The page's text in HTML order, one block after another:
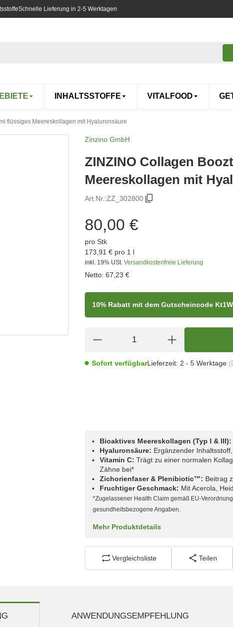
Schnelle Lieferung in 2-5 Werktagen
INHALTSSTOFFE VITALFOOD
flüssiges Meereskollagen mit Hyaluronsäure
Zinzino GmbH
ZINZINO Collagen
Meereskollagen mit
Art.Nr.:ZZ_302800
80,00 €
pro Stk
173,91 € pro 1 l
inkl. 19% USt. Versandkostenfreie Lieferung
Netto: 67,23 €
10% Rabatt mit dem Gutscheincode
Sofort verfügbarLieferzeit: 2 - 5 Werktage
Bioaktives Meereskollagen (Typ I & III):
Hyaluronsäure: Ergänzender
Vitamin C: Trägt zu einer normalen
Zähne bei*
Zichorienfaser & Plenibiotic™: Beitrag
Fruchtiger Geschmack: Mit Acerola,
*Zugelassener Health Claim gemäß EU-
gesundheitsbezogene Angaben.
Mehr Produktdetails
Vergleichsliste Teilen
ANWENDUNGSEMPFEHLUNG